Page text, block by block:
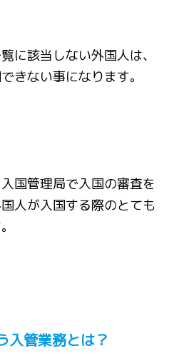
に該当しない外国人は、
きない事になります。
国管理局で入国の審査を
人が入国する際のとても
入管業務とは？